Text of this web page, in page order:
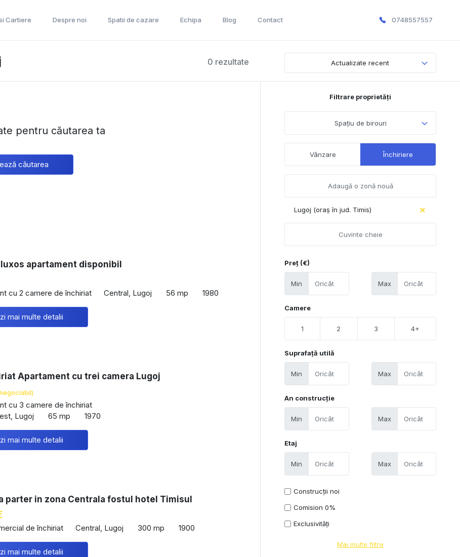
Cartiere Despre noi Spatii de cazare Echipa Blog Contact 0748557557
0 rezultate Actualizate recent
pentru căutarea ta
căutarea
apartament disponibil
cu 2 camere de închiriat Central, Lugoj 56 mp 1980
mai multe detalii
Apartament cu trei camera Lugoj
cu 3 camere de închiriat
Lugoj
65 mp 1970
mai multe detalii
parter in zona Centrala fostul hotel Timisul
de închiriat Central, Lugoj 300 mp 1900
mai multe detalii
Filtrare proprietăți
Spațiu de birouri
Vânzare Închiriere
Lugoj (oraș în jud. Timis)
Preț (€)
Min Max
Camere
1 2 3 4+
Suprafață utilă
Min Max
An construcție
Min Max
Etaj
Min Max
Construcții noi
Comision 0%
Exclusivități
Mai multe filtre